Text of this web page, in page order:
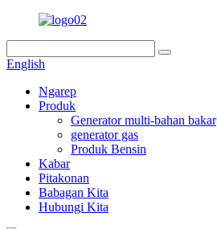
English
Ngarep
Produk
Generator multi-bahan bakar
generator gas
Produk Bensin
Kabar
Pitakonan
Babagan Kita
Hubungi Kita